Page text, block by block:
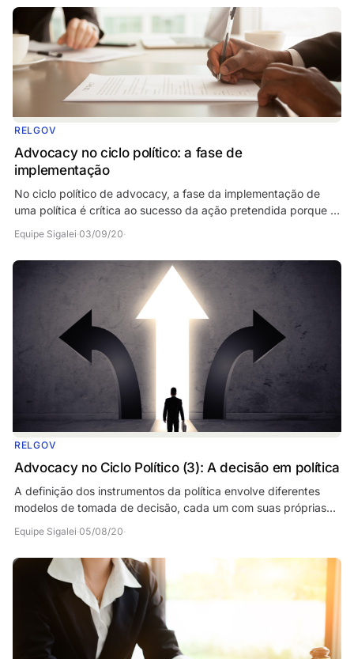
RELGOV
Advocacy no ciclo político: a fase de
implementação
No ciclo político de advocacy, a fase da implementação de
uma política é crítica ao sucesso da ação pretendida porque é
Equipe Sigalei·03/09/20·
RELGOV
Advocacy no Ciclo Político (3): A decisão em política
A definição dos instrumentos da política envolve diferentes
modelos de tomada de decisão, cada um com suas próprias
características. Entenda mais sobre estes…
Equipe Sigalei·05/08/20·